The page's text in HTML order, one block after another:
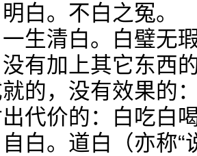
白。不白之冤。
生清白。白璧无
有加上其它东西
的，没有效果的
代价的：白吃白
白。道白（亦称“